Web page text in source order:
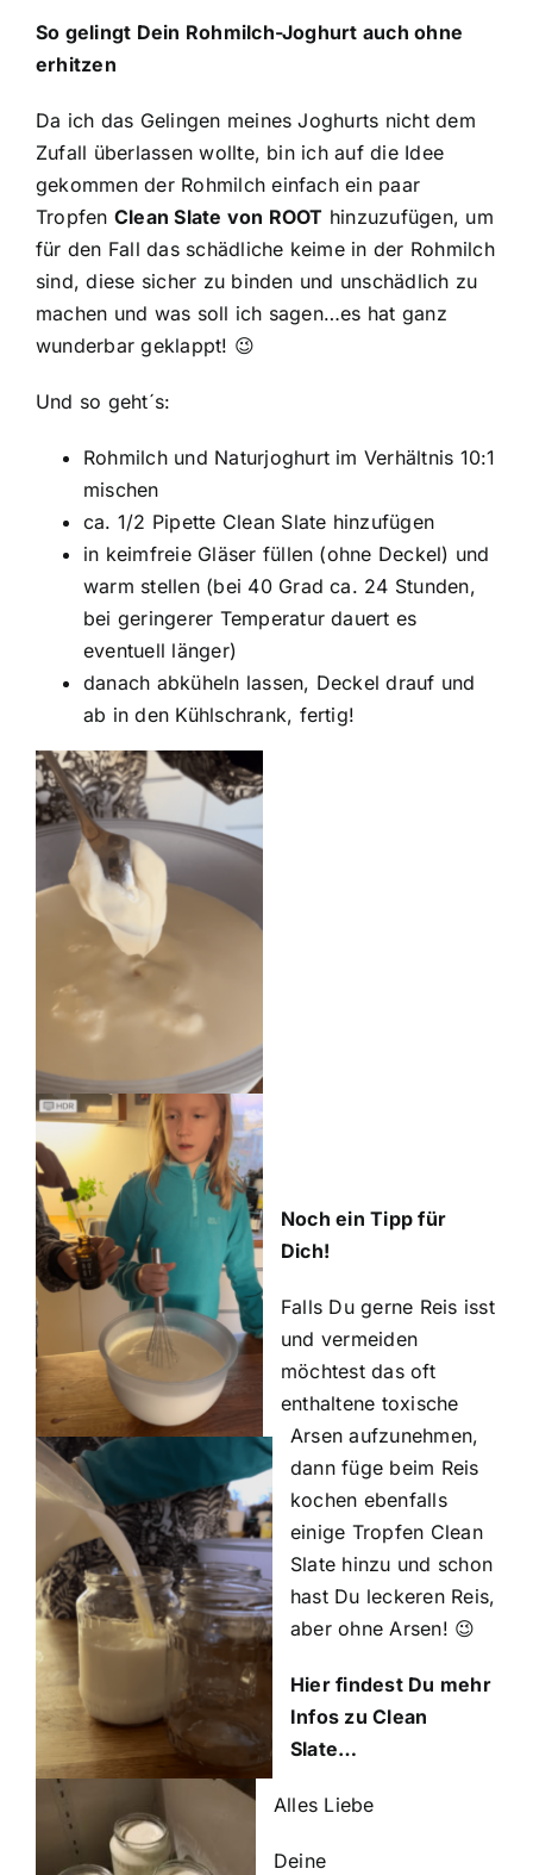
So gelingt Dein Rohmilch-Joghurt auch ohne
erhitzen
Da ich das Gelingen meines Joghurts nicht dem
Zufall überlassen wollte, bin ich auf die Idee
gekommen der Rohmilch einfach ein paar
Tropfen Clean Slate von ROOT hinzuzufügen, um
für den Fall das schädliche keime in der Rohmilch
sind, diese sicher zu binden und unschädlich zu
machen und was soll ich sagen…es hat ganz
wunderbar geklappt! 😉
Und so geht´s:
Rohmilch und Naturjoghurt im Verhältnis 10:1
mischen
ca. 1/2 Pipette Clean Slate hinzufügen
in keimfreie Gläser füllen (ohne Deckel) und
warm stellen (bei 40 Grad ca. 24 Stunden,
bei geringerer Temperatur dauert es
eventuell länger)
danach abküheln lassen, Deckel drauf und
ab in den Kühlschrank, fertig!
Noch ein Tipp für
Dich!
Falls Du gerne Reis isst
und vermeiden
möchtest das oft
enthaltene toxische
Arsen aufzunehmen,
dann füge beim Reis
kochen ebenfalls
einige Tropfen Clean
Slate hinzu und schon
hast Du leckeren Reis,
aber ohne Arsen! 😉
Hier findest Du mehr
Infos zu Clean
Slate…
Alles Liebe
Deine